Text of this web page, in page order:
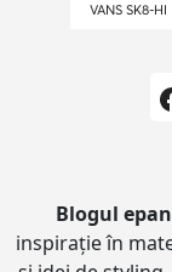
VANS SK8-HI
Blogul
inspirație în